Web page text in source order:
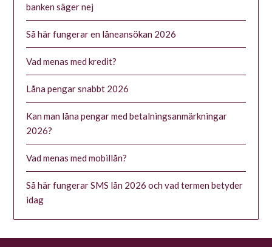
banken säger nej
Så här fungerar en låneansökan 2026
Vad menas med kredit?
Låna pengar snabbt 2026
Kan man låna pengar med betalningsanmärkningar
2026?
Vad menas med mobillån?
Så här fungerar SMS lån 2026 och vad termen betyder
idag